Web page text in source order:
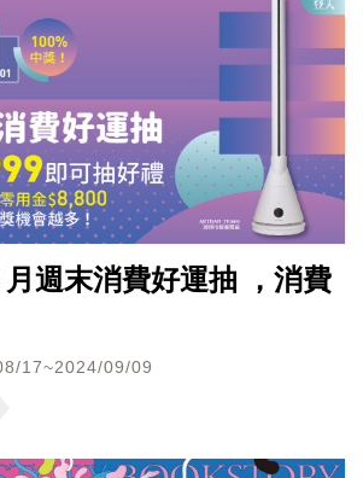
週末消費好運抽 ，消費
17~2024/09/09